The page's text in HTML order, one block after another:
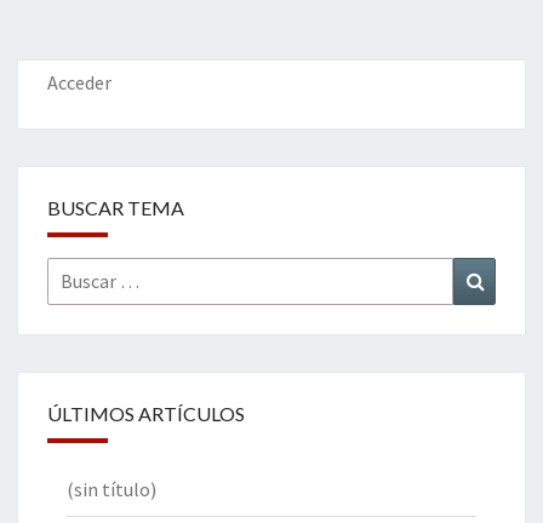
Acceder
BUSCAR TEMA
Buscar
por:
ÚLTIMOS ARTÍCULOS
(sin título)